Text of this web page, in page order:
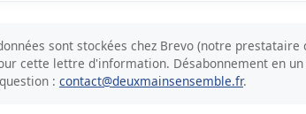
sont stockées chez Brevo (notre prestataire
cette lettre d'information. Désabonnement en un
: contact@deuxmainsensemble.fr.